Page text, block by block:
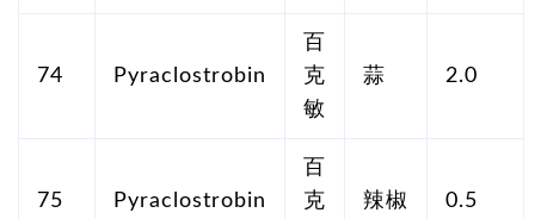
74 Pyraclostrobin
百
克
敏
蒜 2.0
75 Pyraclostrobin
百
克
辣椒 0.5